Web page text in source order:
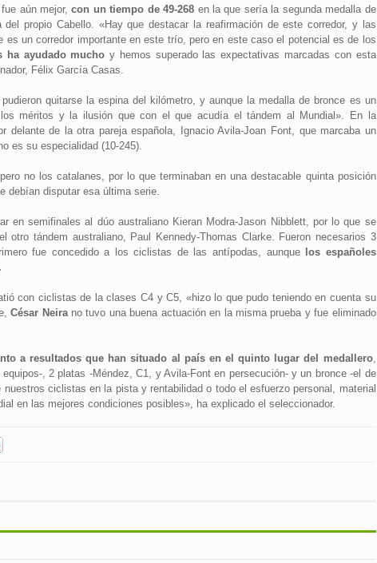
aún mejor, con un tiempo de 49-268 en la que sería la segunda medalla de
propio Cabello. «Hay que destacar la reafirmación de este corredor, y las
es un corredor importante en este trío, pero en este caso el potencial es de los
ha ayudado mucho y hemos superado las expectativas marcadas con esta
Félix García Casas.
quitarse la espina del kilómetro, y aunque la medalla de bronce es un
méritos y la ilusión que con el que acudía el tándem al Mundial». En la
delante de la otra pareja española, Ignacio Avila-Joan Font, que marcaba un
es su especialidad (10-245).
no los catalanes, por lo que terminaban en una destacable quinta posición
debían disputar esa última serie.
en semifinales al dúo australiano Kieran Modra-Jason Nibblett, por lo que se
tándem australiano, Paul Kennedy-Thomas Clarke. Fueron necesarios 3
fue concedido a los ciclistas de las antípodas, aunque
los españoles
con ciclistas de la clases C4 y C5, «hizo lo que pudo teniendo en cuenta su
César Neirano tuvo una buena actuación en la misma prueba y fue eliminado
a resultados que han situado al país en el quinto lugar del medallero,
, 2 platas -Méndez, C1, y Avila-Font en persecución- y un bronce -el de
ciclistas en la pista y rentabilidad o todo el esfuerzo personal, material
en las mejores condiciones posibles», ha explicado el seleccionador.